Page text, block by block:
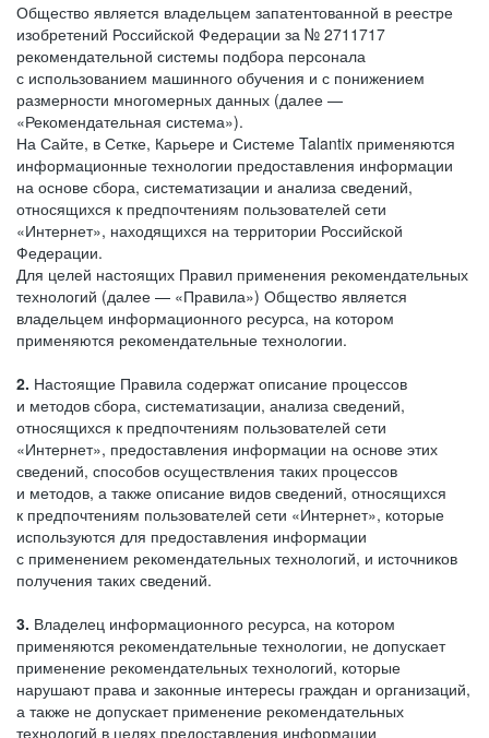
Общество является владельцем запатентованной в реестре
изобретений Российской Федерации за № 2711717
рекомендательной системы подбора персонала
с использованием машинного обучения и с понижением
размерности многомерных данных (далее —
«Рекомендательная система»).
На Сайте, в Сетке, Карьере и Системе Talantix применяются
информационные технологии предоставления информации
на основе сбора, систематизации и анализа сведений,
относящихся к предпочтениям пользователей сети
«Интернет», находящихся на территории Российской
Федерации.
Для целей настоящих Правил применения рекомендательных
технологий (далее — «Правила») Общество является
владельцем информационного ресурса, на котором
применяются рекомендательные технологии.
2. Настоящие Правила содержат описание процессов
и методов сбора, систематизации, анализа сведений,
относящихся к предпочтениям пользователей сети
«Интернет», предоставления информации на основе этих
сведений, способов осуществления таких процессов
и методов, а также описание видов сведений, относящихся
к предпочтениям пользователей сети «Интернет», которые
используются для предоставления информации
с применением рекомендательных технологий, и источников
получения таких сведений.
3. Владелец информационного ресурса, на котором
применяются рекомендательные технологии, не допускает
применение рекомендательных технологий, которые
нарушают права и законные интересы граждан и организаций,
а также не допускает применение рекомендательных
технологий в целях предоставления информации